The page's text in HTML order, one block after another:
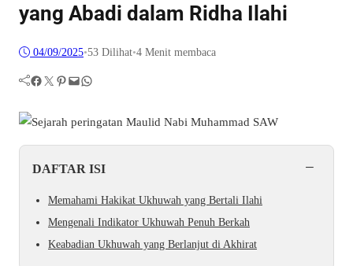
yang Abadi dalam Ridha Ilahi
04/09/2025•53 Dilihat•4 Menit membaca
Facebook Twitter Pinterest Mail WhatsApp
DAFTAR ISI −
Memahami Hakikat Ukhuwah yang Bertali Ilahi
Mengenali Indikator Ukhuwah Penuh Berkah
Keabadian Ukhuwah yang Berlanjut di Akhirat